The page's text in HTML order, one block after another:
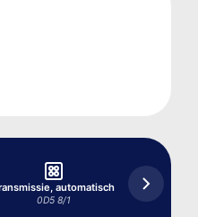
automatisch
0D5 8/1